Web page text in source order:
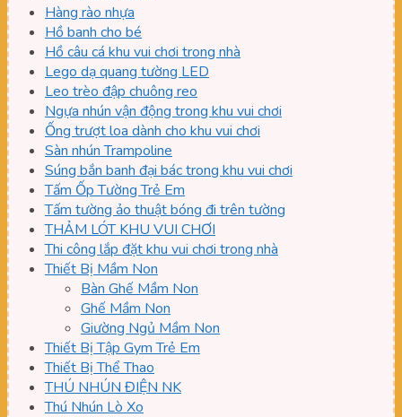
Hàng rào nhựa
Hồ banh cho bé
Hồ câu cá khu vui chơi trong nhà
Lego dạ quang tường LED
Leo trèo đập chuông reo
Ngựa nhún vận động trong khu vui chơi
Ống trượt loa dành cho khu vui chơi
Sàn nhún Trampoline
Súng bắn banh đại bác trong khu vui chơi
Tấm Ốp Tường Trẻ Em
Tấm tường ảo thuật bóng đi trên tường
THẢM LÓT KHU VUI CHƠI
Thi công lắp đặt khu vui chơi trong nhà
Thiết Bị Mầm Non
Bàn Ghế Mầm Non
Ghế Mầm Non
Giường Ngủ Mầm Non
Thiết Bị Tập Gym Trẻ Em
Thiết Bị Thể Thao
THÚ NHÚN ĐIỆN NK
Thú Nhún Lò Xo